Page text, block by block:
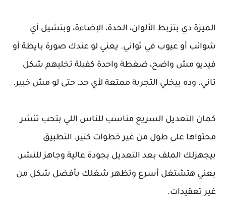
الميزة دي بتزبط الألوان، الحدة، الإضاءة، وبتشيل أي
شوائب أو عيوب في ثواني. يعني لو عندك صورة بايظة أو
فيديو مش واضح، ضغطة واحدة كفيلة تخليهم شكل
تاني. وده بيخلي التجربة ممتعة لأي حد، حتى لو مش خبير.
كمان التعديل السريع مناسب للناس اللي بتحب تنشر
محتواها على طول من غير خطوات كتير. التطبيق
بيجهزلك الملف بعد التعديل بجودة عالية وجاهز للنشر.
يعني هتشتغل أسرع وتظهر شغلك بأفضل شكل من
غير تعقيدات.